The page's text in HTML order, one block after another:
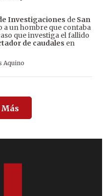
Investigaciones de San
a un hombre que contaba
que investiga el fallido
de caudales en
Aquino